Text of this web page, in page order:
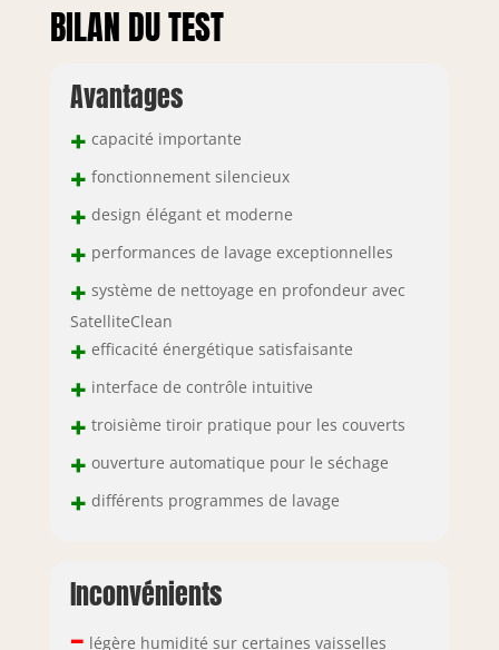
BILAN DU TEST
Avantages
+ capacité importante
+ fonctionnement silencieux
+ design élégant et moderne
+ performances de lavage exceptionnelles
+ système de nettoyage en profondeur avec
SatelliteClean
+ efficacité énergétique satisfaisante
+ interface de contrôle intuitive
+ troisième tiroir pratique pour les couverts
+ ouverture automatique pour le séchage
+ différents programmes de lavage
Inconvénients
– légère humidité sur certaines vaisselles